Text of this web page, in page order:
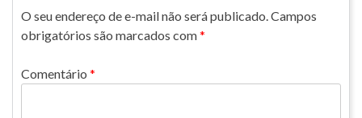
O seu endereço de e-mail não será publicado.Campos
obrigatórios são marcados com*
Comentário *